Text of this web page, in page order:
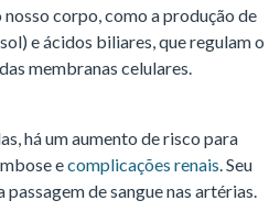
corpo, como a produção de
e ácidos biliares, que regulam o
membranas celulares.
há um aumento de risco para
ecomplicações renais. Seu
de sangue nas artérias.